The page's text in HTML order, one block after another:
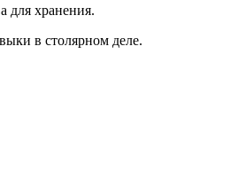
для хранения.
в столярном деле.